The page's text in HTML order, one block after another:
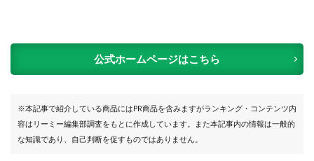
公式ホームページはこちら
※本記事で紹介している商品にはPR商品を含みますがランキング・コンテンツ内
容はリーミー編集部調査をもとに作成しています。また本記事内の情報は一般的
な知識であり、自己判断を促すものではありません。